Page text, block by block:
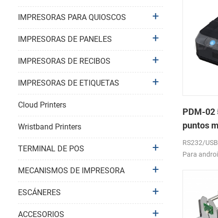
PDM-02
puntos
RS232/
Para
IMPRESORAS PARA QUIOSCOS
IMPRESORAS DE PANELES
IMPRESORAS DE RECIBOS
IMPRESORAS DE ETIQUETAS
Cloud Printers
Wristband Printers
TERMINAL DE POS
MECANISMOS DE IMPRESORA
ESCÁNERES
ACCESORIOS